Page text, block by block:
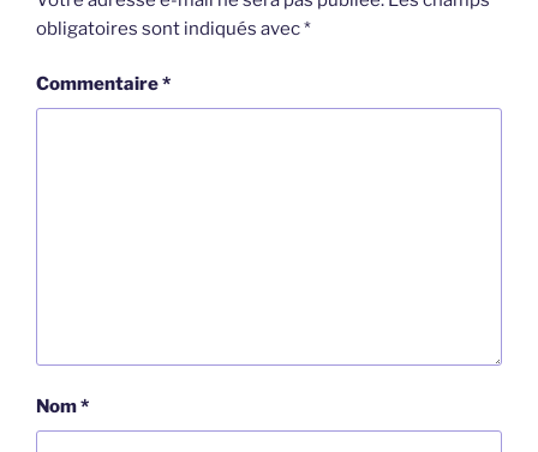
obligatoires sont indiqués avec*
Commentaire*
Nom*